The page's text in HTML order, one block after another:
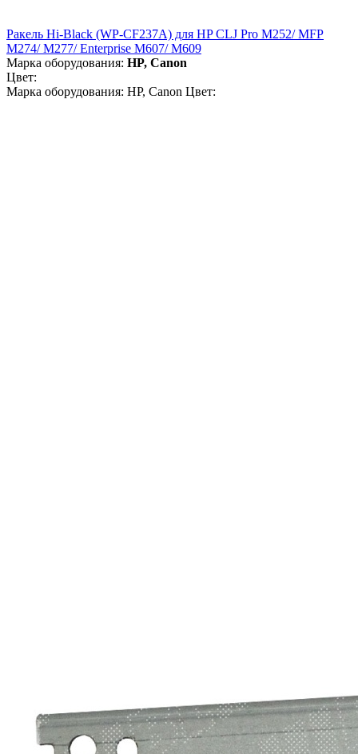
Ракель Hi-Black (WP-CF237A) для HP CLJ Pro M252/ MFP
M274/ M277/ Enterprise M607/ M609
Марка оборудования: HP, Canon
Цвет:
Марка оборудования: HP, Canon Цвет: